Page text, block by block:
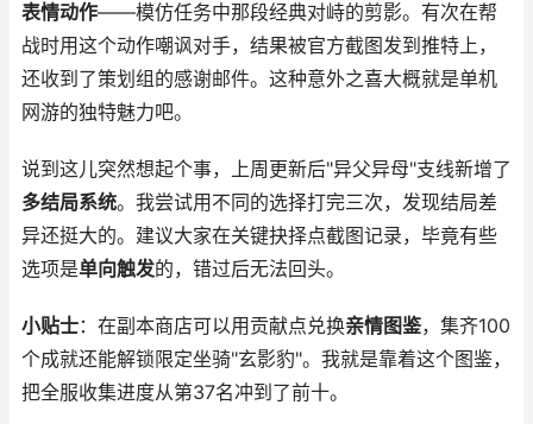
表情动作——模仿任务中那段经典对峙的剪影。有次在帮
战时用这个动作嘲讽对手，结果被官方截图发到推特上，
还收到了策划组的感谢邮件。这种意外之喜大概就是单机
网游的独特魅力吧。
说到这儿突然想起个事，上周更新后"异父异母"支线新增了
多结局系统。我尝试用不同的选择打完三次，发现结局差
异还挺大的。建议大家在关键抉择点截图记录，毕竟有些
选项是单向触发的，错过后无法回头。
小贴士：在副本商店可以用贡献点兑换亲情图鉴，集齐100
个成就还能解锁限定坐骑"玄影豹"。我就是靠着这个图鉴，
把全服收集进度从第37名冲到了前十。